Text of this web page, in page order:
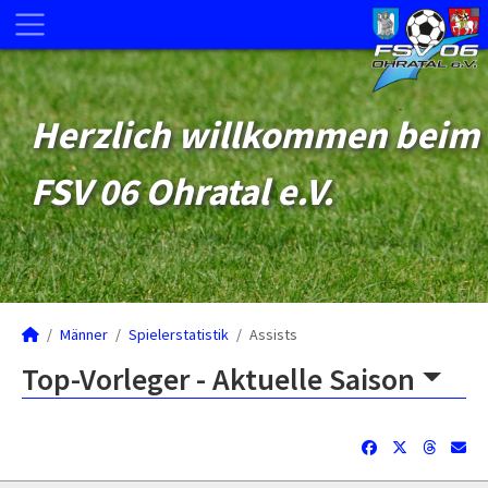
Herzlich willkommen beim
FSV 06 Ohratal e.V.
Männer Spielerstatistik Assists
Top-Vorleger -Aktuelle Saison